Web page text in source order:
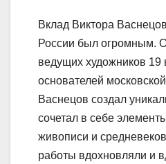
Вклад Виктора
России был огромным.
ведущих художников 19
основателей
Васнецов создал
сочетал в себе
живописи и
работы вдохновляли и